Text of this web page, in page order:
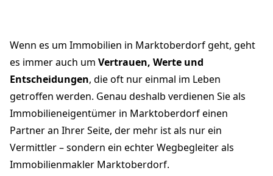
Wenn es um Immobilien in Marktoberdorf geht, geht
es immer auch um Vertrauen, Werte und
Entscheidungen, die oft nur einmal im Leben
getroffen werden. Genau deshalb verdienen Sie als
Immobilieneigentümer in Marktoberdorf einen
Partner an Ihrer Seite, der mehr ist als nur ein
Vermittler – sondern ein echter Wegbegleiter als
Immobilienmakler Marktoberdorf.